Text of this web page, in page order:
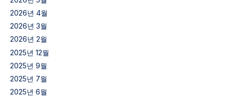
2026년 4월
2026년 3월
2026년 2월
2025년 12월
2025년 9월
2025년 7월
2025년 6월